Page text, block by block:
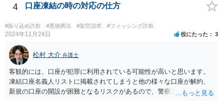
と以外にほぼないと思いますが、一度、弁護士会の消費者系に関する
てみてください。
4 口座凍結の時の対応の仕方
#振り込め詐欺 #悪徳商法 #架空請求 #フィッシング詐欺
2024年11月24日 役にたった 3
松村 大介 弁護士
客観的には、口座が犯罪に利用されている可能性が高いと思います。
凍結口座名義人リストに掲載されてしまうと他の様々な口座が解約、
新規の口座の開設が困難となるリスクがあるので、警察と交渉し、リ